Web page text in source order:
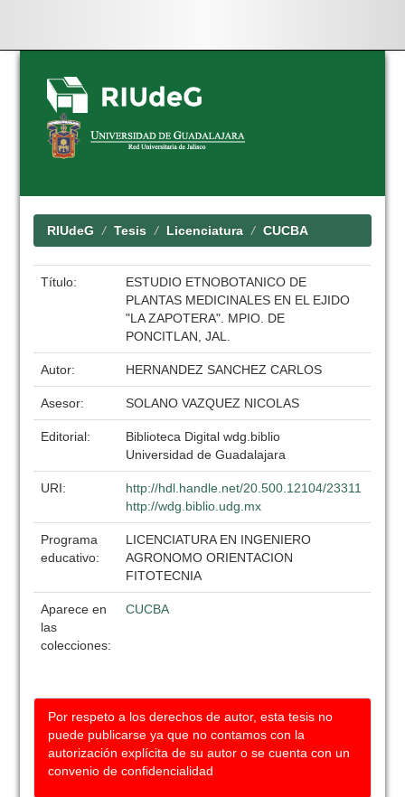
Skip
navigation
RIUdeG Tesis Licenciatura CUCBA
Título:
ESTUDIO ETNOBOTANICO DE
PLANTAS MEDICINALES EN EL EJIDO
"LA ZAPOTERA". MPIO. DE
PONCITLAN, JAL.
Autor: HERNANDEZ SANCHEZ CARLOS
Asesor: SOLANO VAZQUEZ NICOLAS
Editorial:
Biblioteca Digital wdg.biblio
Universidad de Guadalajara
URI:
http://hdl.handle.net/20.500.12104/23311
http://wdg.biblio.udg.mx
Programa
educativo:
LICENCIATURA EN INGENIERO
AGRONOMO ORIENTACION
FITOTECNIA
Aparece en
las
colecciones:
CUCBA
Por respeto a los derechos de autor, esta tesis no
puede publicarse ya que no contamos con la
autorización explícita de su autor o se cuenta con un
convenio de confidencialidad